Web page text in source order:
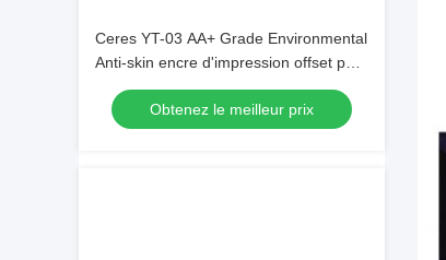
Ceres YT-03 AA+ Grade Environmental
Anti-skin encre d'impression offset pour
une presse offset alimentée à la feuille
Obtenez le meilleur prix